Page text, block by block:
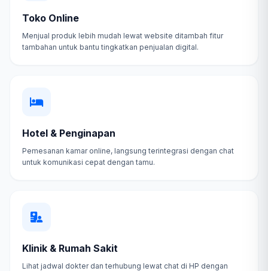
Toko Online
Menjual produk lebih mudah lewat website ditambah fitur
tambahan untuk bantu tingkatkan penjualan digital.
Hotel & Penginapan
Pemesanan kamar online, langsung terintegrasi dengan chat
untuk komunikasi cepat dengan tamu.
Klinik & Rumah Sakit
Lihat jadwal dokter dan terhubung lewat chat di HP dengan